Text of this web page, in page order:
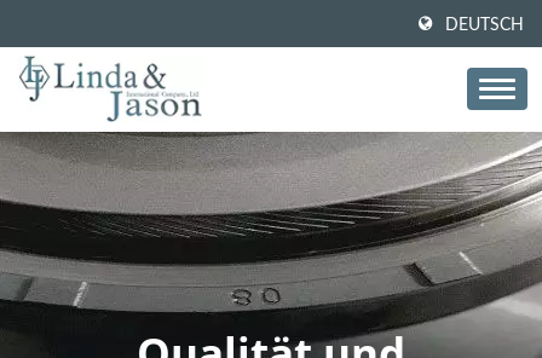
DEUTSCH